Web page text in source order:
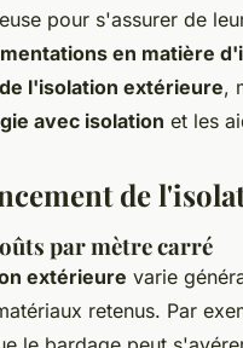
pour s'assurer de
en matière
l'isolation extérieure,
avec isolation et les
de
par mètre carré
extérieure varie
retenus. Par